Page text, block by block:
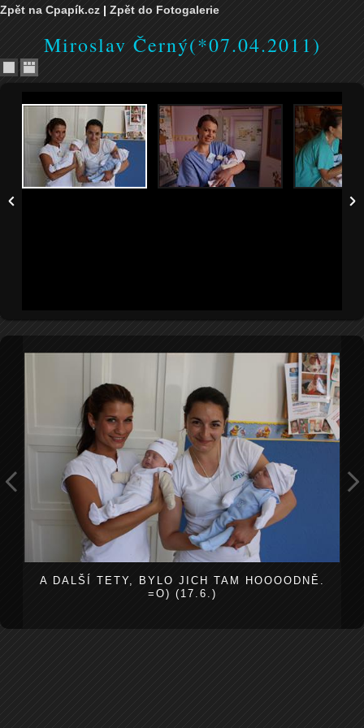
Zpět na Cpapík.cz | Zpět do Fotogalerie
Miroslav Černý(*07.04.2011)
A DALŠÍ TETY, BYLO JICH TAM HOOOODNĚ.
=O) (17.6.)